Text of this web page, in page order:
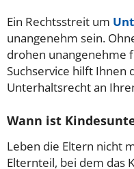
Ein Rechtsstreit um
unangenehm sein.
drohen unangenehme
Suchservice hilft Ihnen
Unterhaltsrecht an
Wann ist
Leben die Eltern nicht
Elternteil, bei dem das